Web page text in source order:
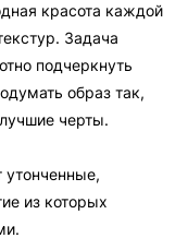
красота каждой
Задача
подчеркнуть
образ так,
черты.
утонченные,
из которых